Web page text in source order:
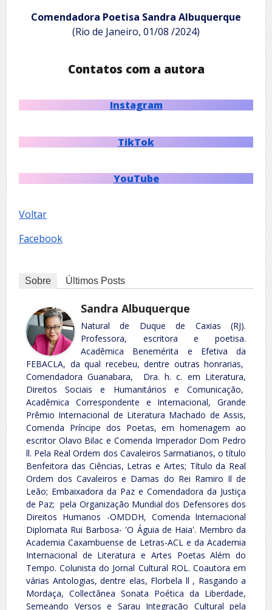
Comendadora Poetisa Sandra Albuquerque
(Rio de Janeiro, 01/08 /2024)
Contatos com a autora
Instagram
TikTok
YouTube
Voltar
Facebook
Sobre Últimos Posts
Sandra Albuquerque
Natural de Duque de Caxias (RJ).
Professora, escritora e poetisa.
Acadêmica Benemérita e Efetiva da
FEBACLA, da qual recebeu, dentre outras honrarias,
Comendadora Guanabara, Dra. h. c. em Literatura,
Direitos Sociais e Humanitários e Comunicação,
Acadêmica Correspondente e Internacional, Grande
Prêmio Internacional de Literatura Machado de Assis,
Comenda Príncipe dos Poetas, em homenagem ao
escritor Olavo Bilac e Comenda Imperador Dom Pedro
ll. Pela Real Ordem dos Cavaleiros Sarmatianos, o título
Benfeitora das Ciências, Letras e Artes; Título da Real
Ordem dos Cavaleiros e Damas do Rei Ramiro Il de
Leão; Embaixadora da Paz e Comendadora da Justiça
de Paz; pela Organização Mundial dos Defensores dos
Direitos Humanos -OMDDH, Comenda lnternacional
Diplomata Rui Barbosa- 'O Águia de Haia'. Membro da
Academia Caxambuense de Letras-ACL e da Academia
Internacional de Literatura e Artes Poetas Além do
Tempo. Colunista do Jornal Cultural ROL. Coautora em
várias Antologias, dentre elas, Florbela ll , Rasgando a
Mordaça, Collectânea Sonata Poética da Liberdade,
Semeando Versos e Sarau Integração Cultural pela